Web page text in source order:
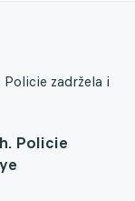
zadržela i
Policie